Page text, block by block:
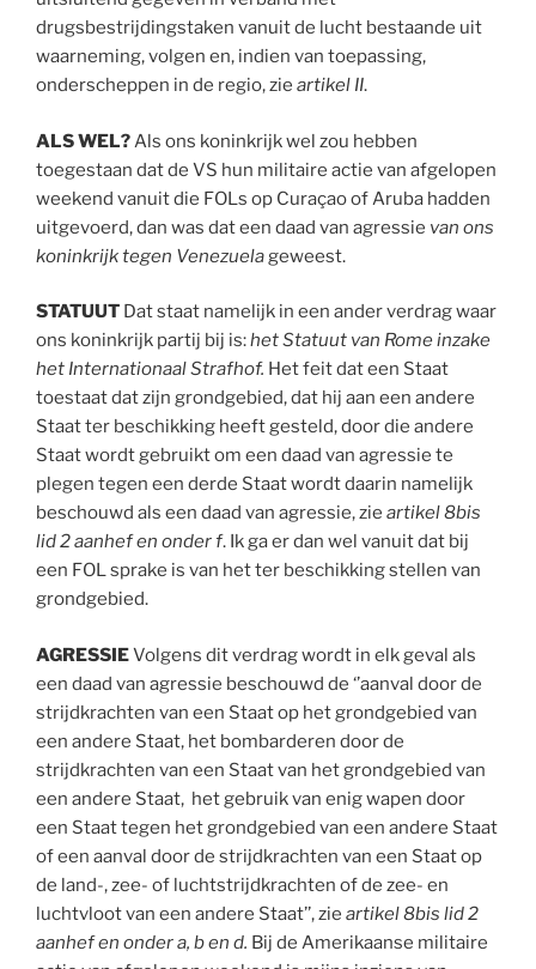
drugsbestrijdingstaken vanuit de lucht bestaande uit
waarneming, volgen en, indien van toepassing,
onderscheppen in de regio, zie artikel II.
ALSWEL?Als ons koninkrijk wel zou hebben
toegestaan dat de VS hun militaire actie van afgelopen
weekend vanuit die FOLs op Curaçao of Aruba hadden
uitgevoerd, dan was dat een daad van agressie van ons
koninkrijk tegen Venezuelageweest.
STATUUT Dat staat namelijk in een ander verdrag waar
ons koninkrijk partij bij is:het Statuut van Rome inzake
het Internationaal Strafhof. Het feit dat een Staat
toestaat dat zijn grondgebied, dat hij aan een andere
Staat ter beschikking heeft gesteld, door die andere
Staat wordt gebruikt om een daad van agressie te
plegen tegen een derde Staat wordt daarin namelijk
beschouwd als een daad van agressie, zie artikel 8bis
lid 2 aanhef en onder f. Ik ga er dan wel vanuit dat bij
een FOL sprake is van het ter beschikking stellen van
grondgebied.
AGRESSIEVolgens dit verdrag wordt in elk geval als
een daad van agressie beschouwd de ‘’aanval door de
strijdkrachten van een Staat op het grondgebied van
een andere Staat, het bombarderen door de
strijdkrachten van een Staat van het grondgebied van
een andere Staat, het gebruik van enig wapen door
een Staat tegen het grondgebied van een andere Staat
of een aanval door de strijdkrachten van een Staat op
de land-, zee- of luchtstrijdkrachten of de zee- en
luchtvloot van een andere Staat’’, zie artikel 8bis lid 2
aanhef en onder a, b en d. Bij de Amerikaanse militaire